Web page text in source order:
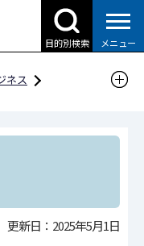
目的別検索 メニュー
ネス
提供、賃借・売払
果等情報
果等情報（ICTイノ
更新日：2025年5月1日